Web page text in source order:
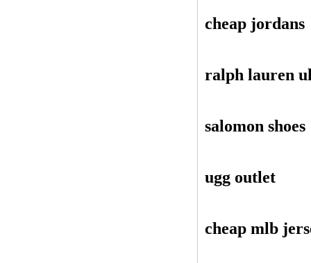
cheap jordans
ralph lauren
salomon shoes
ugg outlet
cheap mlb